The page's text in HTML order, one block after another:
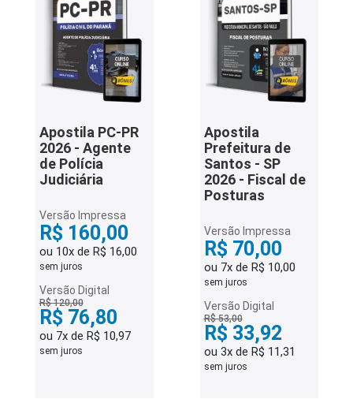
Apostila PC-PR
2026 - Agente
de Polícia
Judiciária
Versão Impressa
R$ 160,00
ou 10x de R$ 16,00
sem juros
Versão Digital
R$ 120,00
R$ 76,80
ou 7x de R$ 10,97
sem juros
Apostila
Prefeitura de
Santos - SP
2026 - Fiscal de
Posturas
Versão Impressa
R$ 70,00
ou 7x de R$ 10,00
sem juros
Versão Digital
R$ 53,00
R$ 33,92
ou 3x de R$ 11,31
sem juros